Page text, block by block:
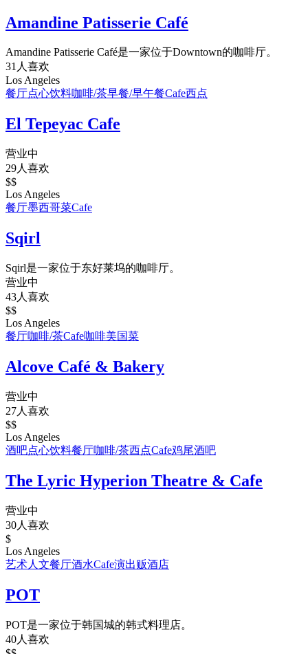
Amandine Patisserie Café
Amandine Patisserie Café是一家位于Downtown的咖啡厅。
31人喜欢
Los Angeles
餐厅点心饮料咖啡/茶早餐/早午餐Cafe西点
El Tepeyac Cafe
营业中
29人喜欢
$$
Los Angeles
餐厅墨西哥菜Cafe
Sqirl
Sqirl是一家位于东好莱坞的咖啡厅。
营业中
43人喜欢
$$
Los Angeles
餐厅咖啡/茶Cafe咖啡美国菜
Alcove Café & Bakery
营业中
27人喜欢
$$
Los Angeles
酒吧点心饮料餐厅咖啡/茶西点Cafe鸡尾酒吧
The Lyric Hyperion Theatre & Cafe
营业中
30人喜欢
$
Los Angeles
艺术人文餐厅酒水Cafe演出贩酒店
POT
POT是一家位于韩国城的韩式料理店。
40人喜欢